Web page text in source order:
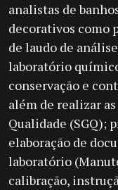
analistas de
decorativos como
de laudo de
laboratório
conservação e
além de realizar
Qualidade (SGQ);
elaboração de
laboratório
calibração,